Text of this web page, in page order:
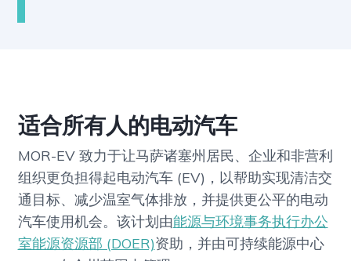
适合所有人的电动汽车
MOR-EV 致力于让马萨诸塞州居民、企业和非营利
组织更负担得起电动汽车 (EV)，以帮助实现清洁交
通目标、减少温室气体排放，并提供更公平的电动
汽车使用机会。该计划由能源与环境事务执行办公
室能源资源部 (DOER)资助，并由可持续能源中心